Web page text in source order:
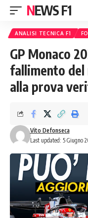
NEWS F1
ANALISI TECNICA F1
GP Monaco
fallimento del
alla prova
Last updated: 5 Giugno
Vito Defonseca